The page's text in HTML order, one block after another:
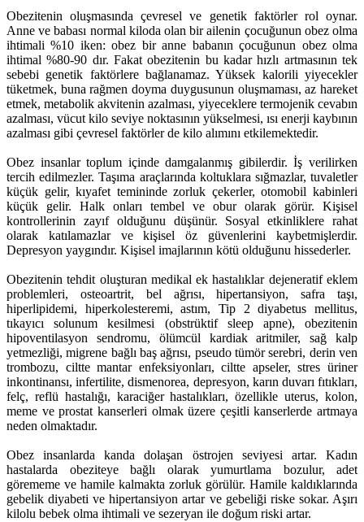
Obezitenin oluşmasında çevresel ve genetik faktörler rol oynar.
Anne ve babası normal kiloda olan bir ailenin çocuğunun obez olma
ihtimali %10 iken: obez bir anne babanın çocuğunun obez olma
ihtimal %80-90 dır. Fakat obezitenin bu kadar hızlı artmasının tek
sebebi genetik faktörlere bağlanamaz. Yüksek kalorili yiyecekler
tüketmek, buna rağmen doyma duygusunun oluşmaması, az hareket
etmek, metabolik akvitenin azalması, yiyeceklere termojenik cevabın
azalması, vücut kilo seviye noktasının yükselmesi, ısı enerji kaybının
azalması gibi çevresel faktörler de kilo alımını etkilemektedir.
Obez insanlar toplum içinde damgalanmış gibilerdir. İş verilirken
tercih edilmezler. Taşıma araçlarında koltuklara sığmazlar, tuvaletler
küçük gelir, kıyafet temininde zorluk çekerler, otomobil kabinleri
küçük gelir. Halk onları tembel ve obur olarak görür. Kişisel
kontrollerinin zayıf olduğunu düşünür. Sosyal etkinliklere rahat
olarak katılamazlar ve kişisel öz güvenlerini kaybetmişlerdir.
Depresyon yaygındır. Kişisel imajlarının kötü olduğunu hissederler.
Obezitenin tehdit oluşturan medikal ek hastalıklar dejeneratif eklem
problemleri, osteoartrit, bel ağrısı, hipertansiyon, safra taşı,
hiperlipidemi, hiperkolesteremi, astım, Tip 2 diyabetus mellitus,
tıkayıcı solunum kesilmesi (obstrüktif sleep apne), obezitenin
hipoventilasyon sendromu, ölümcül kardiak aritmiler, sağ kalp
yetmezliği, migrene bağlı baş ağrısı, pseudo tümör serebri, derin ven
trombozu, ciltte mantar enfeksiyonları, ciltte apseler, stres üriner
inkontinansı, infertilite, dismenorea, depresyon, karın duvarı fıtıkları,
felç, reflü hastalığı, karaciğer hastalıkları, özellikle uterus, kolon,
meme ve prostat kanserleri olmak üzere çeşitli kanserlerde artmaya
neden olmaktadır.
Obez insanlarda kanda dolaşan östrojen seviyesi artar. Kadın
hastalarda obeziteye bağlı olarak yumurtlama bozulur, adet
görememe ve hamile kalmakta zorluk görülür. Hamile kaldıklarında
gebelik diyabeti ve hipertansiyon artar ve gebeliği riske sokar. Aşırı
kilolu bebek olma ihtimali ve sezeryan ile doğum riski artar.